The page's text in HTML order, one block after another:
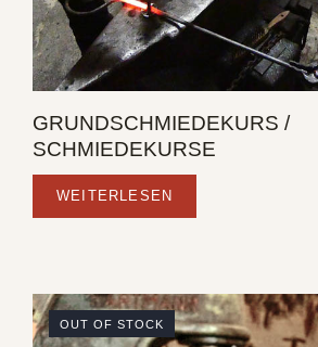
GRUNDSCHMIEDEKURS /
SCHMIEDEKURSE
WEITERLESEN
OUT OF STOCK